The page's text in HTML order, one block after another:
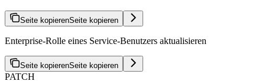
Seite kopierenSeite kopieren
Enterprise-Rolle eines Service-Benutzers aktualisieren
Seite kopierenSeite kopieren
PATCH